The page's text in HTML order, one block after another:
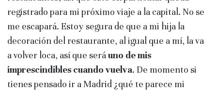
registrado para mi próximo viaje a la capital. No se
me escapará. Estoy segura de que a mi hija la
decoración del restaurante, al igual que a mí, la va
a volver loca, así que seráuno de mis
imprescindibles cuando vuelva. De momento si
tienes pensado ir a Madrid ¿qué te parece mi